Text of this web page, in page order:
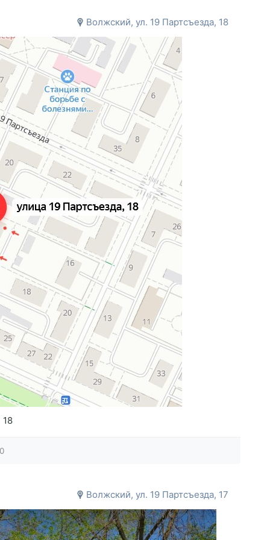
Волжский, ул. 19 Партсъезда, 18
18
0
Волжский, ул. 19 Партсъезда, 17